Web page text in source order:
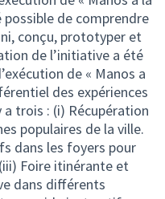
possible de comprendre
conçu, prototyper et
de l’initiative a été
de « Manos a
des expériences
trois : (i) Récupération
populaires de la ville.
dans les foyers pour
Foire itinérante et
dans différents